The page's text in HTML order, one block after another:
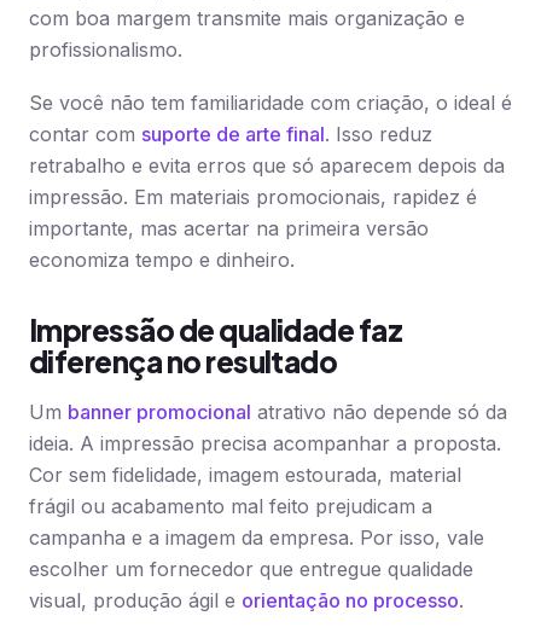
com boa margem transmite mais organização e
profissionalismo.
Se você não tem familiaridade com criação, o ideal é
contar com suporte de arte final. Isso reduz
retrabalho e evita erros que só aparecem depois da
impressão. Em materiais promocionais, rapidez é
importante, mas acertar na primeira versão
economiza tempo e dinheiro.
Impressão de qualidade faz
diferença no resultado
Um banner promocional atrativo não depende só da
ideia. A impressão precisa acompanhar a proposta.
Cor sem fidelidade, imagem estourada, material
frágil ou acabamento mal feito prejudicam a
campanha e a imagem da empresa. Por isso, vale
escolher um fornecedor que entregue qualidade
visual, produção ágil e orientação no processo.